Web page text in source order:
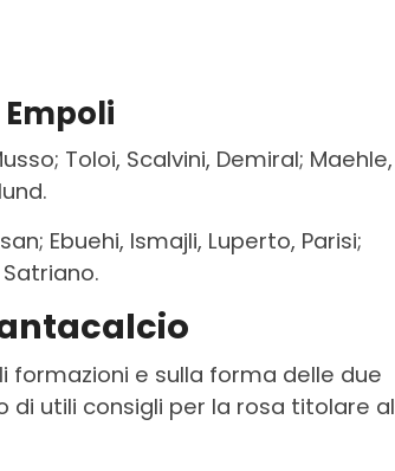
Toloi, Scalvini, Demiral; Maehle,
Ebuehi, Ismajli, Luperto, Parisi;
e sulla forma delle due
di utili consigli per la rosa titolare al